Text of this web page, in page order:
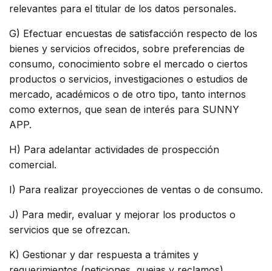
relevantes para el titular de los datos personales.
G) Efectuar encuestas de satisfacción respecto de los
bienes y servicios ofrecidos, sobre preferencias de
consumo, conocimiento sobre el mercado o ciertos
productos o servicios, investigaciones o estudios de
mercado, académicos o de otro tipo, tanto internos
como externos, que sean de interés para SUNNY
APP.
H) Para adelantar actividades de prospección
comercial.
I) Para realizar proyecciones de ventas o de consumo.
J) Para medir, evaluar y mejorar los productos o
servicios que se ofrezcan.
K) Gestionar y dar respuesta a trámites y